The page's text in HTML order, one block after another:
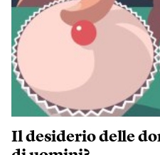
Il desiderio delle